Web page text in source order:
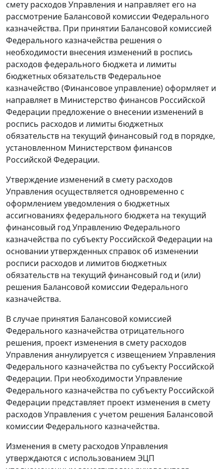
смету расходов Управления и направляет его на
рассмотрение Балансовой комиссии Федерального
казначейства. При принятии Балансовой комиссией
Федерального казначейства решения о
необходимости внесения изменений в роспись
расходов федерального бюджета и лимиты
бюджетных обязательств Федеральное
казначейство (Финансовое управление) оформляет и
направляет в Министерство финансов Российской
Федерации предложение о внесении изменений в
роспись расходов и лимиты бюджетных
обязательств на текущий финансовый год в порядке,
установленном Министерством финансов
Российской Федерации.
Утверждение изменений в смету расходов
Управления осуществляется одновременно с
оформлением уведомления о бюджетных
ассигнованиях федерального бюджета на текущий
финансовый год Управлению Федерального
казначейства по субъекту Российской Федерации на
основании утвержденных справок об изменении
росписи расходов и лимитов бюджетных
обязательств на текущий финансовый год и (или)
решения Балансовой комиссии Федерального
казначейства.
В случае принятия Балансовой комиссией
Федерального казначейства отрицательного
решения, проект изменения в смету расходов
Управления аннулируется с извещением Управления
Федерального казначейства по субъекту Российской
Федерации. При необходимости Управление
Федерального казначейства по субъекту Российской
Федерации представляет проект изменения в смету
расходов Управления с учетом решения Балансовой
комиссии Федерального казначейства.
Изменения в смету расходов Управления
утверждаются с использованием ЭЦП